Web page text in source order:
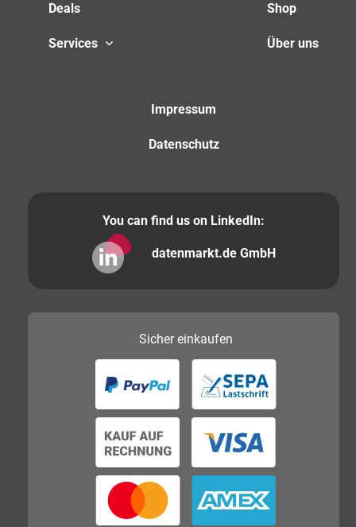
Deals
Services
Shop
Über uns
Impressum
Datenschutz
You can find us on LinkedIn:
datenmarkt.de GmbH
Sichereinkaufen